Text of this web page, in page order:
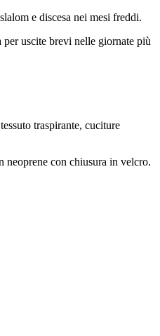
e discesa nei mesi freddi.
per uscite brevi nelle giornate più
traspirante, cuciture
con chiusura in velcro.